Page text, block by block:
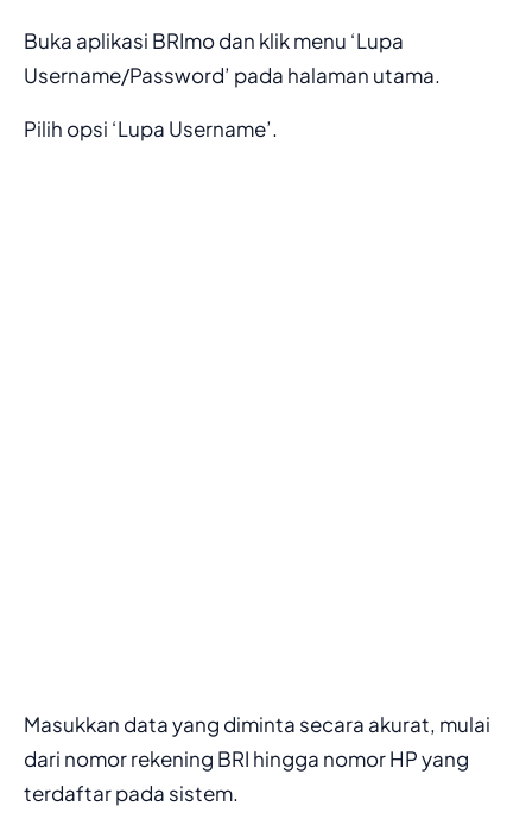
Buka aplikasi BRImo dan klik menu ‘Lupa
Username/Password’ pada halaman utama.
Pilih opsi ‘Lupa Username’.
Masukkan data yang diminta secara akurat, mulai
dari nomor rekening BRI hingga nomor HP yang
terdaftar pada sistem.